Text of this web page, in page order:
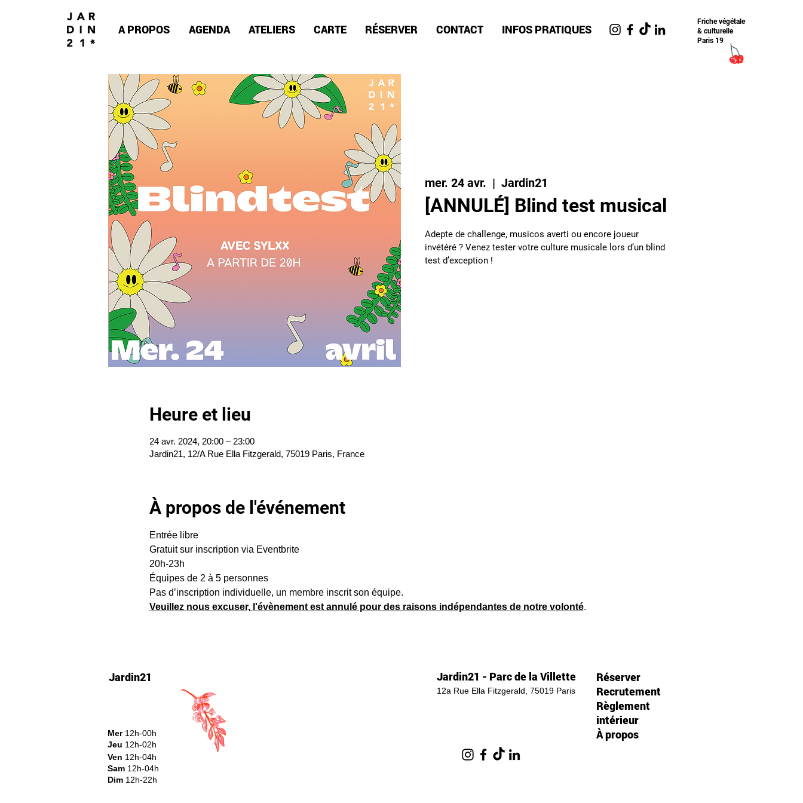
A PROPOS AGENDA ATELIERS CARTE RÉSERVER CONTACT INFOS PRATIQUES
Friche​ végétale
& culturelle
Paris 19
mer. 24 avr.
  |
Jardin21
[ANNULÉ] Blind test musical
Adepte de challenge, musicos averti ou encore joueur
invétéré ? Venez tester votre culture musicale lors d’un blind
test d’exception !
Heure et lieu
24 avr. 2024, 20:00 – 23:00
Jardin21, 12/A Rue Ella Fitzgerald, 75019 Paris, France
À propos de l'événement
Entrée libre
Gratuit sur inscription via Eventbrite
20h-23h
Équipes de 2 à 5 personnes
Pas d’inscription individuelle, un membre inscrit son équipe.
Veuillez nous excuser, l'évènement est annulé pour des raisons indépendantes de notre volonté.
Jardin21
Mer12h-00h
Jeu 12h-02h
Ven 12h-04h
Sam 12h-04h
Dim 12h-22h​
Jardin21 - Parc de la Villette
12a Rue Ella Fitzgerald, 75019 Paris
Réserver
Recrutement
Règlement
intérieur
À propos